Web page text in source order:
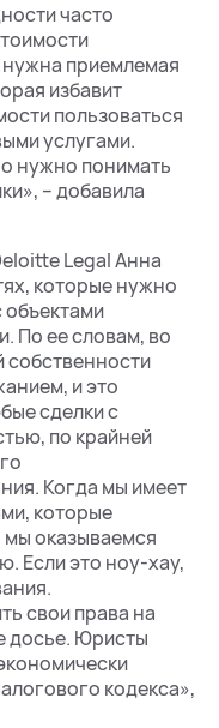
часто
приемлемая
избавит
пользоваться
услугами.
нужно понимать
– добавила
Legal Анна
которые нужно
По ее словам, во
собственности
и это
сделки с
по крайней
Когда мы имеет
которые
мы оказываемся
Если это ноу-хау,
свои права на
досье. Юристы
кодекса»,